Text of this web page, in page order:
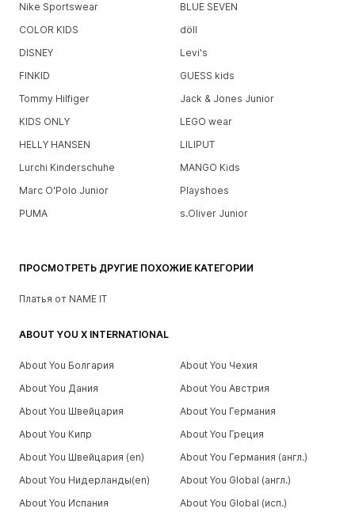
Nike Sportswear
BLUE SEVEN
COLOR KIDS
döll
DISNEY
Levi's
FINKID
GUESS kids
Tommy Hilfiger
Jack & Jones Junior
KIDS ONLY
LEGO wear
HELLY HANSEN
LILIPUT
Lurchi Kinderschuhe
MANGO Kids
Marc O'Polo Junior
Playshoes
PUMA
s.Oliver Junior
ПРОСМОТРЕТЬ ДРУГИЕ ПОХОЖИЕ КАТЕГОРИИ
Платья от NAME IT
ABOUT YOU X INTERNATIONAL
About You Болгария
About You Чехия
About You Дания
About You Австрия
About You Швейцария
About You Германия
About You Кипр
About You Греция
About You Швейцария (en)
About You Германия (англ.)
About You Нидерланды(en)
About You Global (англ.)
About You Испания
About You Global (исп.)